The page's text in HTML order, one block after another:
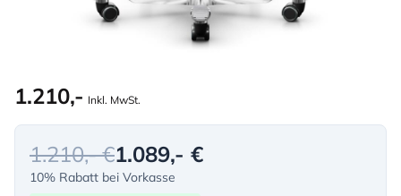
1.210,- Inkl. MwSt.
1.210,- €1.089,- €
10% Rabatt bei Vorkasse